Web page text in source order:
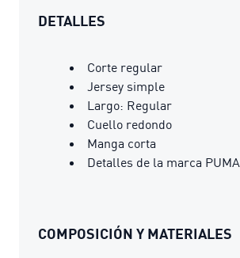
DETALLES
Corte regular
Jersey simple
Largo: Regular
Cuello redondo
Manga corta
Detalles de la marca PUMA
COMPOSICIÓN Y MATERIALES